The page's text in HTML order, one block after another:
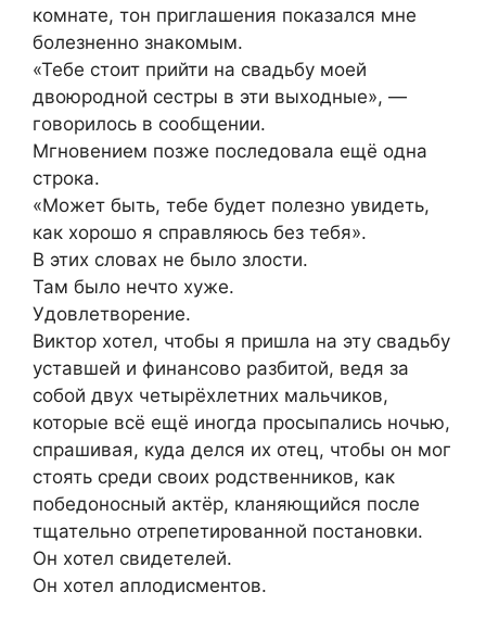
комнате, тон приглашения показался мне
болезненно знакомым.
«Тебе стоит прийти на свадьбу моей
двоюродной сестры в эти выходные», —
говорилось в сообщении.
Мгновением позже последовала ещё одна
строка.
«Может быть, тебе будет полезно увидеть,
как хорошо я справляюсь без тебя».
В этих словах не было злости.
Там было нечто хуже.
Удовлетворение.
Виктор хотел, чтобы я пришла на эту свадьбу
уставшей и финансово разбитой, ведя за
собой двух четырёхлетних мальчиков,
которые всё ещё иногда просыпались ночью,
спрашивая, куда делся их отец, чтобы он мог
стоять среди своих родственников, как
победоносный актёр, кланяющийся после
тщательно отрепетированной постановки.
Он хотел свидетелей.
Он хотел аплодисментов.